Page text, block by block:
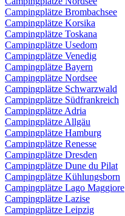
Campingplätze Brombachsee
Campingplätze Korsika
Campingplätze Toskana
Campingplätze Usedom
Campingplätze Venedig
Campingplätze Bayern
Campingplätze Nordsee
Campingplätze Schwarzwald
Campingplätze Südfrankreich
Campingplätze Adria
Campingplätze Allgäu
Campingplätze Hamburg
Campingplätze Renesse
Campingplätze Dresden
Campingplätze Dune du Pilat
Campingplätze Kühlungsborn
Campingplätze Lago Maggiore
Campingplätze Lazise
Campingplätze Leipzig